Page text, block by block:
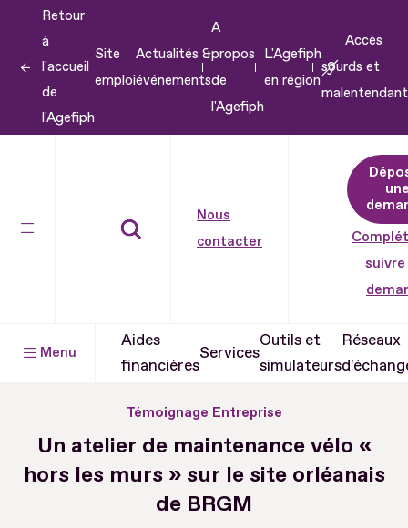
contenu
Retour
à
l'accueil
de
l'Agefiph
Site
emploi
Actualités &
événements
A
propos
de
l'Agefiph
L'Agefiph
en région
Accès
sourds et
Nous
contacter
suivre
Menu
Aides
financières
Services
Outils et
simulateurs
Réseaux
Témoignage Entreprise
Un atelier de maintenance vélo «
hors les murs » sur le site orléanais
de BRGM